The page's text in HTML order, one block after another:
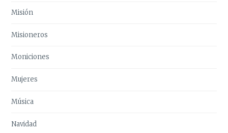
Misión
Misioneros
Moniciones
Mujeres
Música
Navidad